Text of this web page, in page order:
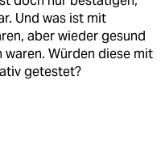
Und was ist mit
aber wieder gesund
Würden diese mit
getestet?